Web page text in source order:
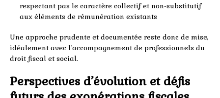
respectant pas le caractère collectif et non-substitutif
aux éléments de rémunération existants
Une approche prudente et documentée reste donc de mise,
idéalement avec l’accompagnement de professionnels du
droit fiscal et social.
Perspectives d’évolution et défis